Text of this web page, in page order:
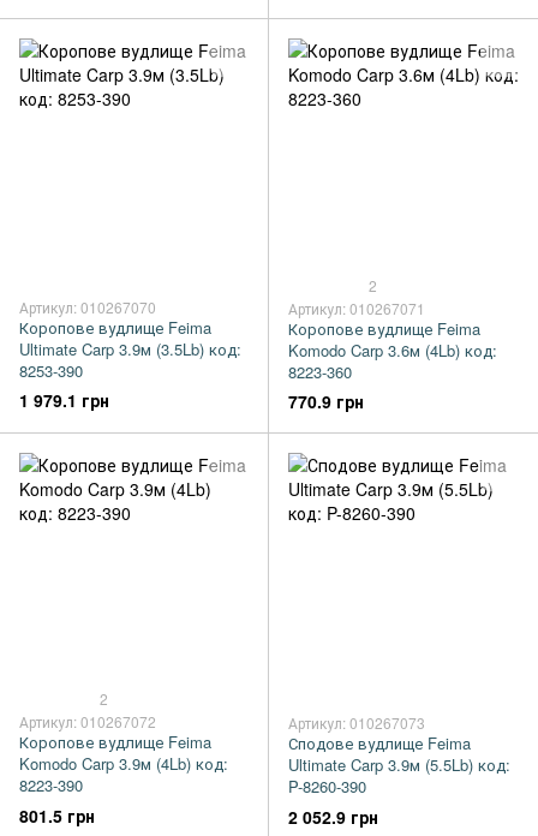
Артикул: 010267070
Коропове вудлище Feima
Ultimate Carp 3.9м (3.5Lb) код:
8253-390
1 979.1 грн
2
Артикул: 010267071
Коропове вудлище Feima
Komodo Carp 3.6м (4Lb) код:
8223-360
770.9 грн
2
Артикул: 010267072
Коропове вудлище Feima
Komodo Carp 3.9м (4Lb) код:
8223-390
801.5 грн
Артикул: 010267073
Сподове вудлище Feima
Ultimate Carp 3.9м (5.5Lb) код:
P-8260-390
2 052.9 грн